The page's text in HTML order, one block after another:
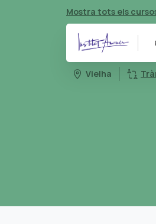
Mostra tots els
Vielha